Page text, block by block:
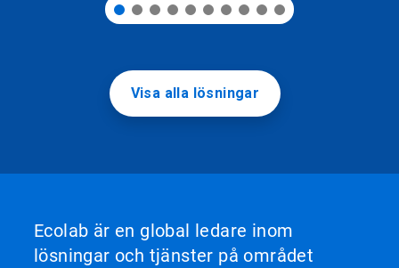
Visa alla lösningar
Ecolab är en global ledare inom
lösningar och tjänster på området